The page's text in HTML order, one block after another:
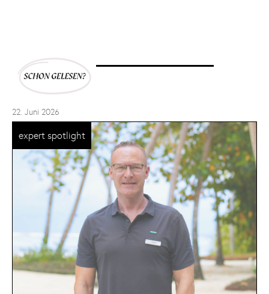
22. Juni 2026
expert spotlight